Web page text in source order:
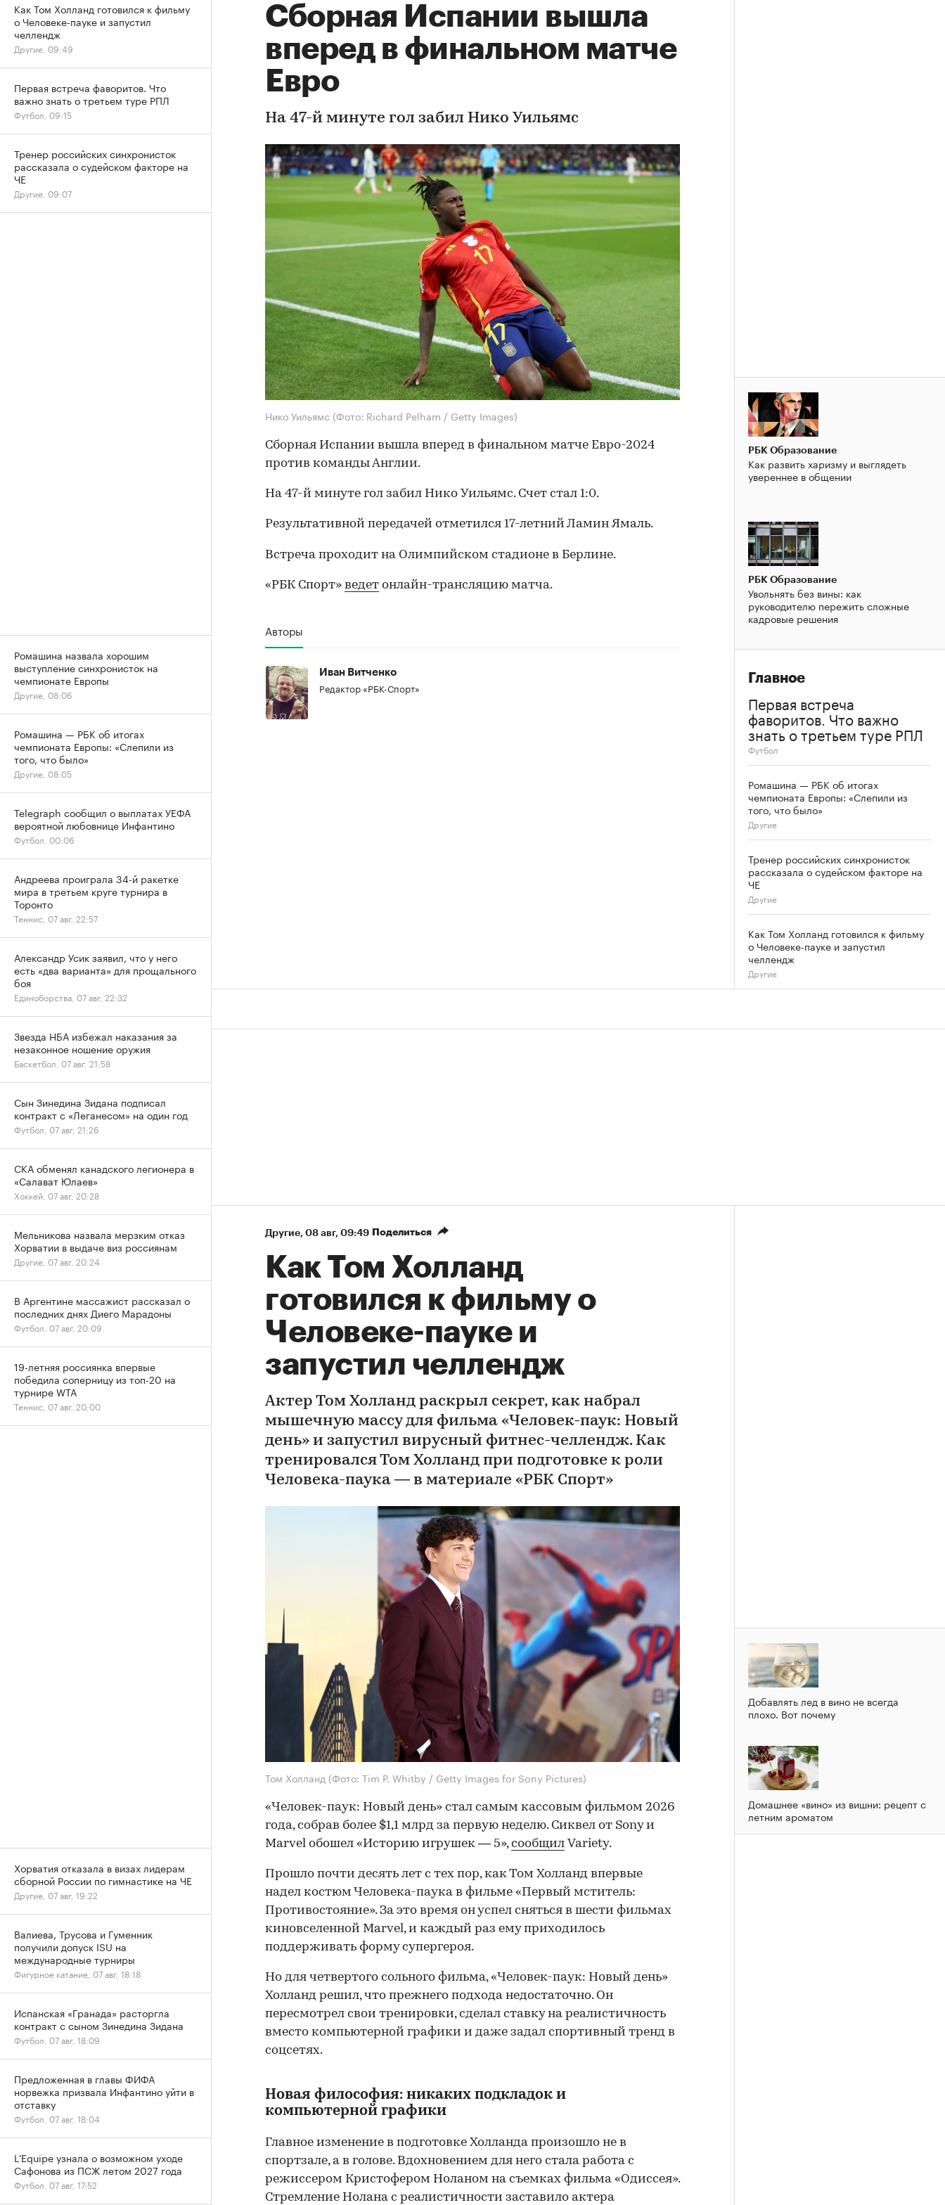
Сборная Испании вышла
вперед в финальном матче
Евро
На 47-й минуте гол забил Нико Уильямс
Нико Уильямс (Фото: Richard Pelham / Getty Images)
Сборная Испании вышла вперед в финальном матче Евро-2024
против команды Англии.
На 47-й минуте гол забил Нико Уильямс. Счет стал 1:0.
Результативной передачей отметился 17-летний Ламин Ямаль.
Встреча проходит на Олимпийском стадионе в Берлине.
«РБК Спорт» ведет онлайн-трансляцию матча.
Авторы
Иван Витченко
Редактор «РБК-Спорт»
РБК Образование
Как развить харизму и выглядеть
увереннее в общении
РБК Образование
Увольнять без вины: как
руководителю пережить сложные
кадровые решения
Главное
Первая встреча
фаворитов. Что важно
знать о третьем туре РПЛ
Футбол
Ромашина — РБК об итогах
чемпионата Европы: «Слепили из
того, что было»
Другие
Тренер российских синхронисток
рассказала о судейском факторе на
ЧЕ
Другие
Как Том Холланд готовился к фильму
о Человеке-пауке и запустил
челлендж
Другие
Другие⁠, 08 авг, 09:49 Поделиться
Как Том Холланд
готовился к фильму о
Человеке-пауке и
запустил челлендж
Актер Том Холланд раскрыл секрет, как набрал
мышечную массу для фильма «Человек-паук: Новый
день» и запустил вирусный фитнес-челлендж. Как
тренировался Том Холланд при подготовке к роли
Человека-паука — в материале «РБК Спорт»
Том Холланд (Фото: Tim P. Whitby / Getty Images for Sony Pictures)
«Человек-паук: Новый день» стал самым кассовым фильмом 2026
года, собрав более $1,1 млрд за первую неделю. Сиквел от Sony и
Marvel обошел «Историю игрушек — 5»,сообщил Variety.
Прошло почти десять лет с тех пор, как Том Холланд впервые
надел костюм Человека-паука в фильме «Первый мститель:
Противостояние». За это время он успел сняться в шести фильмах
киновселенной Marvel, и каждый раз ему приходилось
поддерживать форму супергероя.
Но для четвертого сольного фильма, «Человек-паук: Новый день»
Холланд решил, что прежнего подхода недостаточно. Он
пересмотрел свои тренировки, сделал ставку на реалистичность
вместо компьютерной графики и даже задал спортивный тренд в
соцсетях.
Новая философия: никаких подкладок и
компьютерной графики
Главное изменение в подготовке Холланда произошло не в
спортзале, а в голове. Вдохновением для него стала работа с
режиссером Кристофером Ноланом на съемках фильма «Одиссея».
Стремление Нолана с реалистичности заставило актера
Добавлять лед в вино не всегда
плохо. Вот почему
Домашнее «вино» из вишни: рецепт с
летним ароматом
Как Том Холланд готовился к фильму
о Человеке-пауке и запустил
челлендж
Другие, 09:49
Первая встреча фаворитов. Что
важно знать о третьем туре РПЛ
Футбол, 09:15
Тренер российских синхронисток
рассказала о судейском факторе на
ЧЕ
Другие, 09:07
Ромашина назвала хорошим
выступление синхронисток на
чемпионате Европы
Другие, 08:06
Ромашина — РБК об итогах
чемпионата Европы: «Слепили из
того, что было»
Другие, 08:05
Telegraph сообщил о выплатах УЕФА
вероятной любовнице Инфантино
Футбол, 00:06
Андреева проиграла 34-й ракетке
мира в третьем круге турнира в
Торонто
Теннис, 07 авг, 22:57
Александр Усик заявил, что у него
есть «два варианта» для прощального
боя
Единоборства, 07 авг, 22:32
Звезда НБА избежал наказания за
незаконное ношение оружия
Баскетбол, 07 авг, 21:58
Сын Зинедина Зидана подписал
контракт с «Леганесом» на один год
Футбол, 07 авг, 21:26
СКА обменял канадского легионера в
«Салават Юлаев»
Хоккей, 07 авг, 20:28
Мельникова назвала мерзким отказ
Хорватии в выдаче виз россиянам
Другие, 07 авг, 20:24
В Аргентине массажист рассказал о
последних днях Диего Марадоны
Футбол, 07 авг, 20:09
19-летняя россиянка впервые
победила соперницу из топ-20 на
турнире WTA
Теннис, 07 авг, 20:00
Хорватия отказала в визах лидерам
сборной России по гимнастике на ЧЕ
Другие, 07 авг, 19:22
Валиева, Трусова и Гуменник
получили допуск ISU на
международные турниры
Фигурное катание, 07 авг, 18:18
Испанская «Гранада» расторгла
контракт с сыном Зинедина Зидана
Футбол, 07 авг, 18:09
Предложенная в главы ФИФА
норвежка призвала Инфантино уйти в
отставку
Футбол, 07 авг, 18:04
L'Equipe узнала о возможном уходе
Сафонова из ПСЖ летом 2027 года
Футбол, 07 авг, 17:52